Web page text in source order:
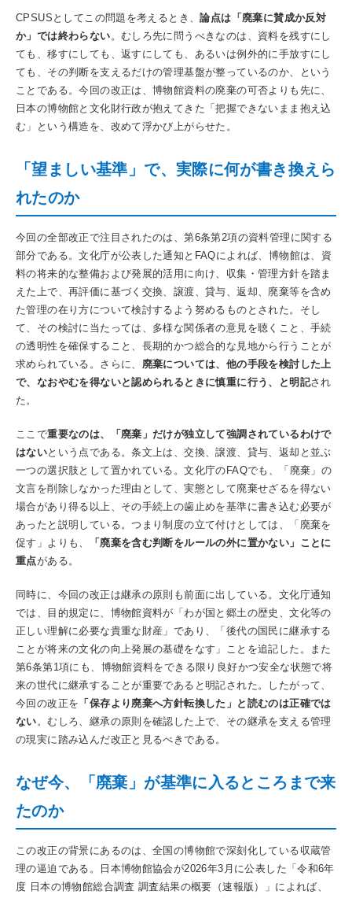
CPSUSとしてこの問題を考えるとき、論点は「廃棄に賛成か反対
か」では終わらない。むしろ先に問うべきなのは、資料を残すにし
ても、移すにしても、返すにしても、あるいは例外的に手放すにし
ても、その判断を支えるだけの管理基盤が整っているのか、という
ことである。今回の改正は、博物館資料の廃棄の可否よりも先に、
日本の博物館と文化財行政が抱えてきた「把握できないまま抱え込
む」という構造を、改めて浮かび上がらせた。
「望ましい基準」で、実際に何が書き換えら
れたのか
今回の全部改正で注目されたのは、第6条第2項の資料管理に関する
部分である。文化庁が公表した通知とFAQによれば、博物館は、資
料の将来的な整備および発展的活用に向け、収集・管理方針を踏ま
えた上で、再評価に基づく交換、譲渡、貸与、返却、廃棄等を含め
た管理の在り方について検討するよう努めるものとされた。そし
て、その検討に当たっては、多様な関係者の意見を聴くこと、手続
の透明性を確保すること、長期的かつ総合的な見地から行うことが
求められている。さらに、 廃棄については、他の手段を検討した上
で、なおやむを得ないと認められるときに慎重に行う、と明記され
た。
ここで重要なのは、「廃棄」だけが独立して強調されているわけで
はないという点である。条文上は、交換、譲渡、貸与、返却と並ぶ
一つの選択肢として置かれている。文化庁のFAQでも、「廃棄」の
文言を削除しなかった理由として、実態として廃棄せざるを得ない
場合があり得る以上、その手続上の歯止めを基準に書き込む必要が
あったと説明している。つまり制度の立て付けとしては、「廃棄を
促す」よりも、
「廃棄を含む判断をルールの外に置かない」ことに
重点がある。
同時に、今回の改正は継承の原則も前面に出している。文化庁通知
では、目的規定に、博物館資料が「わが国と郷土の歴史、文化等の
正しい理解に必要な貴重な財産」であり、「後代の国民に継承する
ことが将来の文化の向上発展の基礎をなす」ことを追記した。また
第6条第1項にも、博物館資料をできる限り良好かつ安全な状態で将
来の世代に継承することが重要であると明記された。したがって、
今回の改正を 「保存より廃棄へ方針転換した」と読むのは正確では
ない。むしろ、継承の原則を確認した上で、その継承を支える管理
の現実に踏み込んだ改正と見るべきである。
なぜ今、「廃棄」が基準に入るところまで来
たのか
この改正の背景にあるのは、全国の博物館で深刻化している収蔵管
理の逼迫である。日本博物館協会が2026年3月に公表した「令和6年
度 日本の博物館総合調査 調査結果の概要（速報版）」によれば、